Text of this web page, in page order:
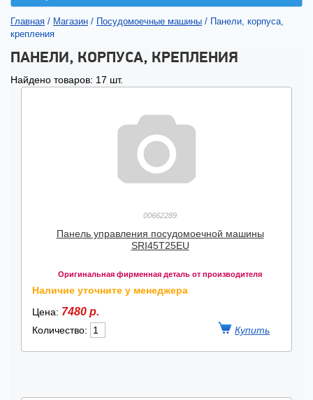
Главная / Магазин / Посудомоечные машины / Панели, корпуса,
крепления
ПАНЕЛИ, КОРПУСА, КРЕПЛЕНИЯ
Найдено товаров: 17 шт.
00662289
Панель управления посудомоечной машины
SRI45T25EU
Оригинальная фирменная деталь от производителя
Наличие уточните у менеджера
Цена: 7480 р.
Количество: